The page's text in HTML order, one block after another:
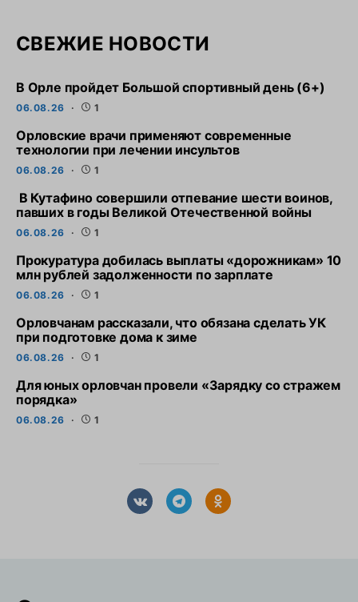
СВЕЖИЕ НОВОСТИ
В Орле пройдет Большой спортивный день (6+)
06.08.26 1
Орловские врачи применяют современные
технологии при лечении инсультов
06.08.26 1
В Кутафино совершили отпевание шести воинов,
павших в годы Великой Отечественной войны
06.08.26 1
Прокуратура добилась выплаты «дорожникам» 10
млн рублей задолженности по зарплате
06.08.26 1
Орловчанам рассказали, что обязана сделать УК
при подготовке дома к зиме
06.08.26 1
Для юных орловчан провели «Зарядку со стражем
порядка»
06.08.26 1